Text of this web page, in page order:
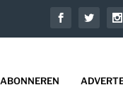
ABONNEREN